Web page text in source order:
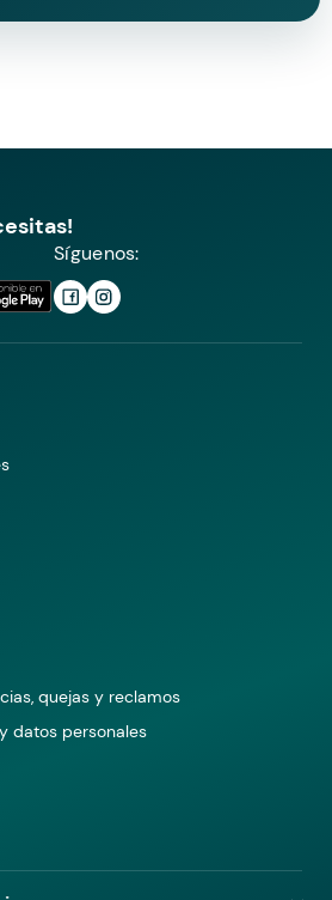
Síguenos:
quejas y reclamos
datos personales